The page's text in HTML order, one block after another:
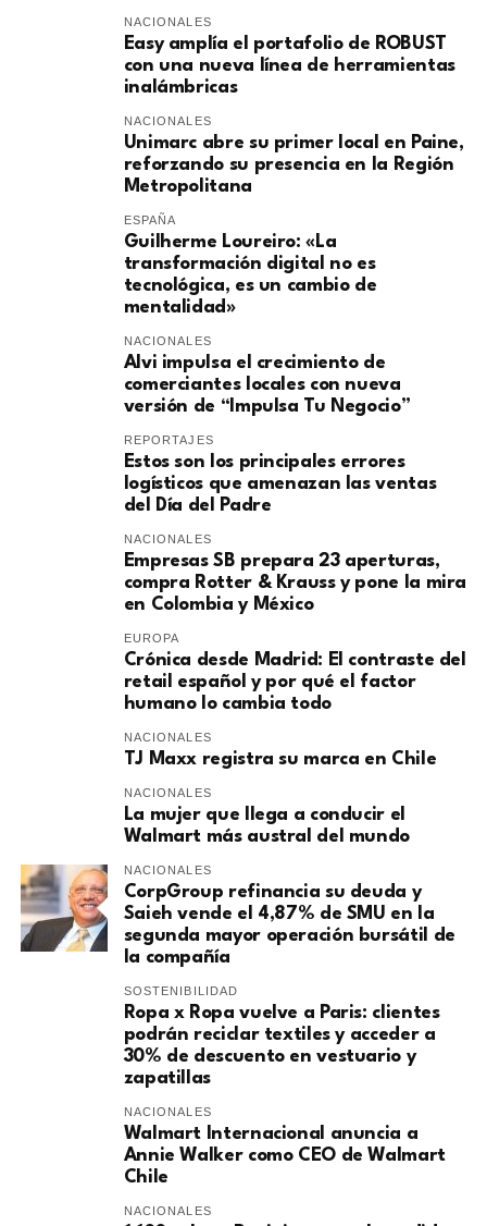
NACIONALES
Easy amplía el portafolio de ROBUST
con una nueva línea de herramientas
inalámbricas
NACIONALES
Unimarc abre su primer local en Paine,
reforzando su presencia en la Región
Metropolitana
ESPAÑA
Guilherme Loureiro: «La
transformación digital no es
tecnológica, es un cambio de
mentalidad»
NACIONALES
Alvi impulsa el crecimiento de
comerciantes locales con nueva
versión de “Impulsa Tu Negocio”
REPORTAJES
Estos son los principales errores
logísticos que amenazan las ventas
del Día del Padre
NACIONALES
Empresas SB prepara 23 aperturas,
compra Rotter & Krauss y pone la mira
en Colombia y México
EUROPA
​Crónica desde Madrid: El contraste del
retail español y por qué el factor
humano lo cambia todo
NACIONALES
TJ Maxx registra su marca en Chile
NACIONALES
La mujer que llega a conducir el
Walmart más austral del mundo
NACIONALES
CorpGroup refinancia su deuda y
Saieh vende el 4,87% de SMU en la
segunda mayor operación bursátil de
la compañía
SOSTENIBILIDAD
Ropa x Ropa vuelve a Paris: clientes
podrán reciclar textiles y acceder a
30% de descuento en vestuario y
zapatillas
NACIONALES
Walmart Internacional anuncia a
Annie Walker como CEO de Walmart
Chile
NACIONALES